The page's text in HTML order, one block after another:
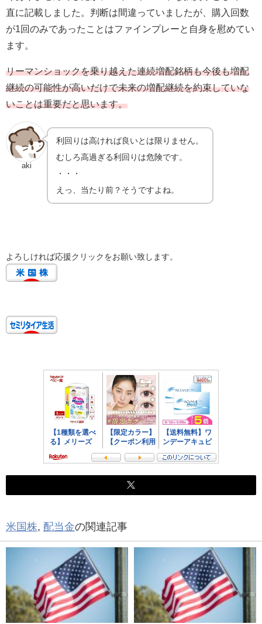
直に記載しました。判断は間違っていましたが、購入回数
が1回のみであったことはファインプレーと自身を慰めてい
ます。
リーマンショックを乗り越えた連続増配銘柄も今後も増配
継続の可能性が高いだけで未来の増配継続を約束していな
いことは重要だと思います。
aki
利回りは高ければ良いとは限りません。
むしろ高過ぎる利回りは危険です。
・・・
えっ、当たり前？そうですよね。
よろしければ応援クリックをお願い致します。
米国株, 配当金の関連記事